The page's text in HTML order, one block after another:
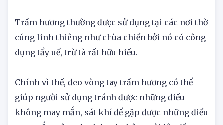
Trầm hương thường được sử dụng tại các nơi thờ
cúng linh thiêng như chùa chiền bởi nó có công
Chính vì thế, đeo vòng tay trầm hương có thể
giúp người sử dụng tránh được những điều